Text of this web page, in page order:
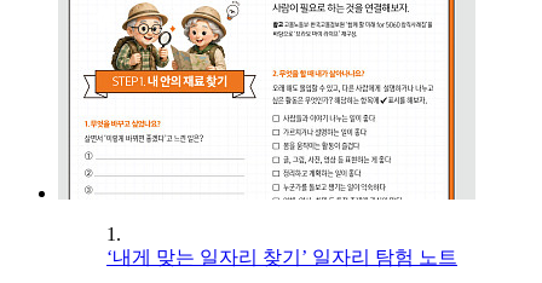
1.
‘내게 맞는 일자리 찾기’ 일자리 탐험 노트